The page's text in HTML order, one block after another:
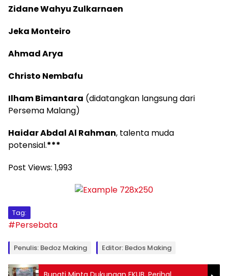
Zidane Wahyu Zulkarnaen
Jeka Monteiro
Ahmad Arya
Christo Nembafu
Ilham Bimantara (didatangkan langsung dari
Persema Malang)
Haidar Abdal Al Rahman, talenta muda
potensial.***
Post Views: 1,993
Tag:
#Persebata
Penulis: Bedoz Making Editor: Bedos Making